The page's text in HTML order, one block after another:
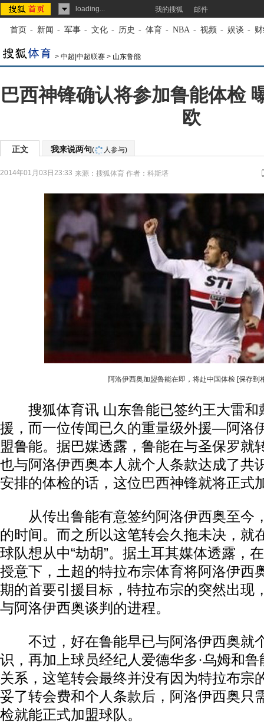
loading... 我的搜狐 邮件
首页 - 新闻 - 军事 - 文化 - 历史 - 体育 - NBA - 视频 - 娱谈 -
> 中超|中超联赛 > 山东鲁能
巴西神锋确认将参加鲁能体检
欧
正文 我来说两句( 人参与)
2014年01月03日23:33 来源： 搜狐体育 作者：科斯塔
阿洛伊西奥加盟鲁能在即，将赴中国体检 [保存到
搜狐体育讯 山东鲁能已签约王大雷和
援，而一位传闻已久的重量级外援—阿洛
盟鲁能。据巴媒透露，鲁能在与圣保罗就
也与阿洛伊西奥本人就个人条款达成了共
安排的体检的话，这位巴西神锋就将正式
从传出鲁能有意签约阿洛伊西奥至今
的时间。而之所以这笔转会久拖未决，就
球队想从中“劫胡”。据土耳其媒体透露，
授意下，土超的特拉布宗体育将阿洛伊西
期的首要引援目标，特拉布宗的突然出现
与阿洛伊西奥谈判的进程。
不过，好在鲁能早已与阿洛伊西奥就
识，再加上球员经纪人爱德华多·乌姆和
关系，这笔转会最终并没有因为特拉布宗
妥了转会费和个人条款后，阿洛伊西奥只
检就能正式加盟球队。